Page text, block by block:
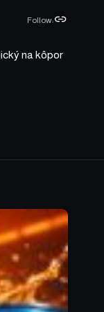
Follow:
na kôpor